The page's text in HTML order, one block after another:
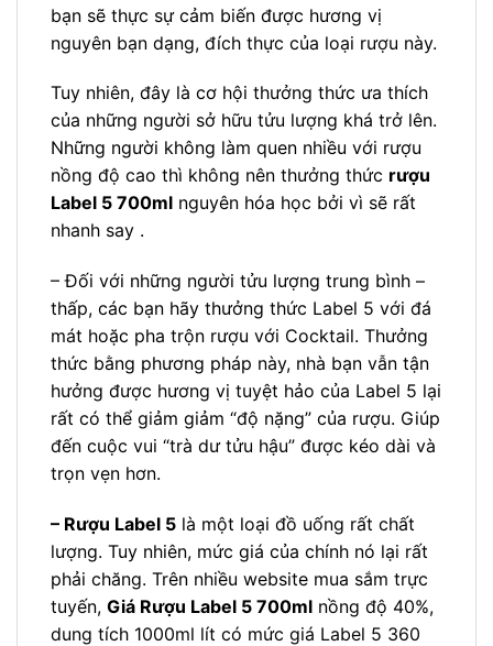
bạn sẽ thực sự cảm biến được hương vị
nguyên bạn dạng, đích thực của loại rượu này.
Tuy nhiên, đây là cơ hội thưởng thức ưa thích
của những người sở hữu tửu lượng khá trở lên.
Những người không làm quen nhiều với rượu
nồng độ cao thì không nên thưởng thức rượu
Label 5 700ml nguyên hóa học bởi vì sẽ rất
nhanh say .
– Đối với những người tửu lượng trung bình –
thấp, các bạn hãy thưởng thức Label 5 với đá
mát hoặc pha trộn rượu với Cocktail. Thưởng
thức bằng phương pháp này, nhà bạn vẫn tận
hưởng được hương vị tuyệt hảo của Label 5 lại
rất có thể giảm giảm “độ nặng” của rượu. Giúp
đến cuộc vui “trà dư tửu hậu” được kéo dài và
trọn vẹn hơn.
– Rượu Label 5 là một loại đồ uống rất chất
lượng. Tuy nhiên, mức giá của chính nó lại rất
phải chăng. Trên nhiều website mua sắm trực
tuyến, Giá Rượu Label 5 700ml nồng độ 40%,
dung tích 1000ml lít có mức giá Label 5 360